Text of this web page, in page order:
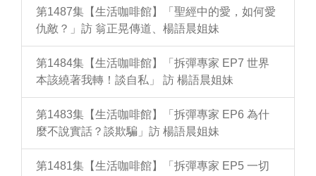
第1487集【生活咖啡館】「聖經中的愛，如何愛
仇敵？」訪 翁正晃傳道、楊語晨姐妹
第1484集【生活咖啡館】「拆彈專家 EP7 世界
本該繞著我轉！談自私」 訪 楊語晨姐妹
第1483集【生活咖啡館】「拆彈專家 EP6 為什
麼不說實話？談欺騙」訪 楊語晨姐妹
第1481集【生活咖啡館】「拆彈專家 EP5 一切